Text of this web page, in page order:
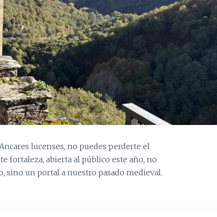
lucenses, no puedes perderte el
fortaleza, abierta al público este año, no
un portal a nuestro pasado medieval.